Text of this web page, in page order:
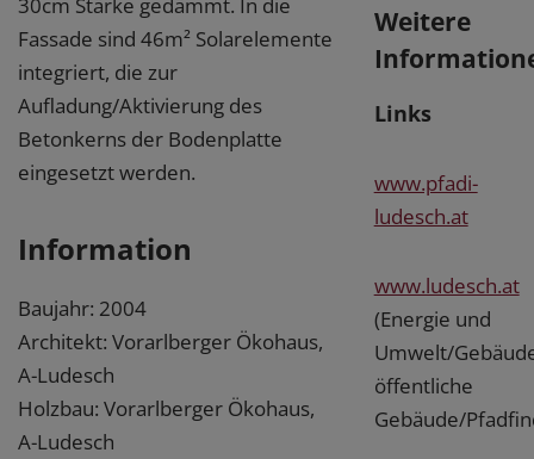
Fassade sind 46m² Solarelemente
integriert, die zur
Aufladung/Aktivierung des
Betonkerns der Bodenplatte
eingesetzt werden.
Information
Baujahr: 2004
Architekt: Vorarlberger Ökohaus,
A-Ludesch
Holzbau: Vorarlberger Ökohaus,
A-Ludesch
Weitere
Links
www.pfadi-
ludesch.at
www.ludesch.at
(Energie und
Umwelt/
öffentliche
Gebäude/